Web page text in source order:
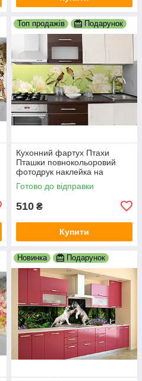
Топ продажів Подарунок
Кухонний фартух Птахи
Пташки повнокольоровий
фотодрук наклейка на
стінову панель для кухні
природа 600х2000 мм
Готово до відправки
510 ₴
Купити
Новинка Подарунок